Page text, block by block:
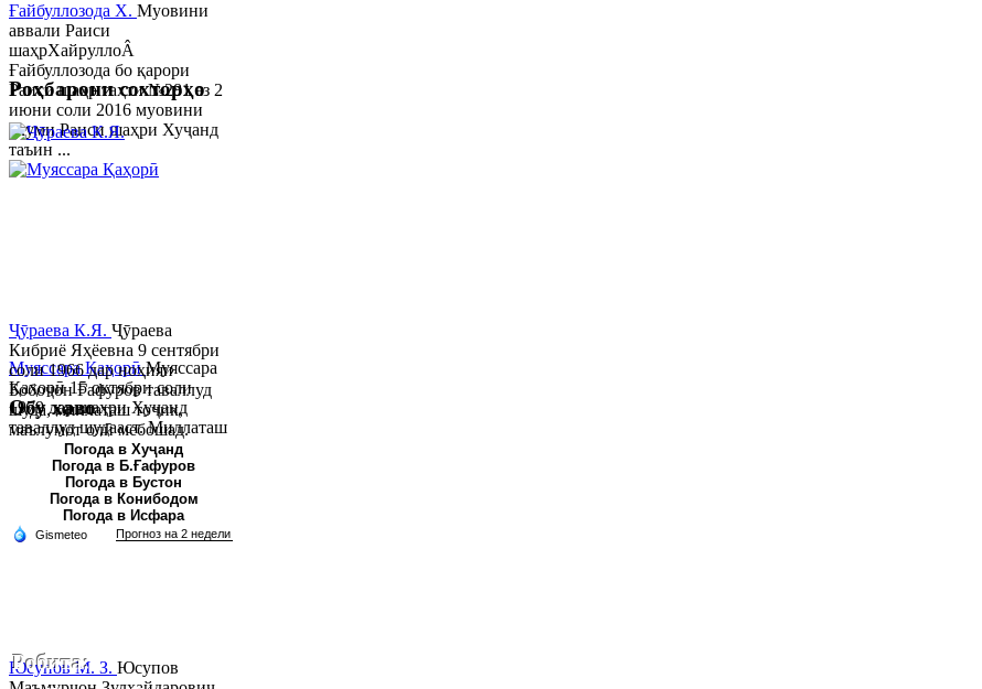
Ғайбуллозода Х. Муовини
аввали Раиси
шаҳрХайруллоÂ
Ғайбуллозода бо қарори
Раиси шаҳр таҳти №281 аз 2
июни соли 2016 муовини
якуми Раиси шаҳри Хуҷанд
таъин ...
Муяссара ҚаҳорӣМуяссара
Қаҳорӣ 15 октябри соли
1979 дар шаҳри Хуҷанд
таваллуд шудааст. Миллаташ
тоҷик. Маълумот олӣ. Соли
2002 Донишгоҳи давлатии
Хуҷанд ба...
Роҳбарони сохторҳо
Ҷӯраева К.Я. Ҷӯраева
Кибриё Яҳёевна 9 сентябри
соли 1966 дар ноҳияи
Бобоҷон Ғафуров таваллуд
шуда, миллаташ тоҷик,
маълумот олӣ мебошад.
Соли 1997 Донишг...
Юсупов М. З. Юсупов
Обу хаво
Погода в Хуҷанд
Погода в Б.Ғафуров
Погода в Бустон
Погода в Конибодом
Погода в Исфара
Робита: